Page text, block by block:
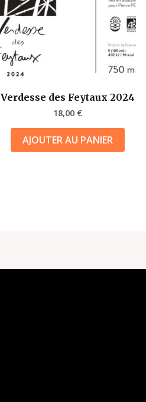
Verdesse des Feytaux 2024
18,00 €
AJOUTER AU PANIER